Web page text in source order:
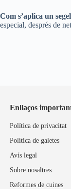
Com s’aplica un
especial, després de
Enllaços
Política de privacitat
Política de galetes
Avís legal
Sobre nosaltres
Reformes de cuines